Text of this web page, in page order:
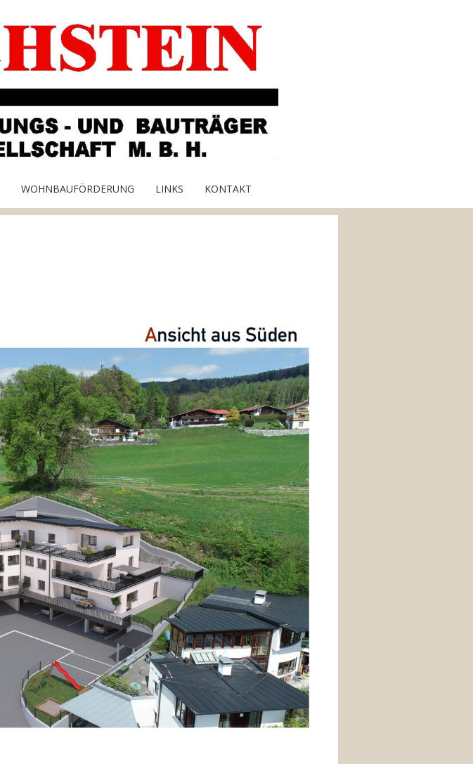
WOHNBAUFÖRDERUNG LINKS KONTAKT